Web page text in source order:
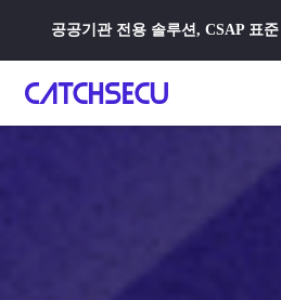
공공기관 전용 솔루션, CSAP 표